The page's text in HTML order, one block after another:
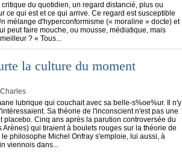
du quotidien, un regard distancié, plus ou
ce qui est et ce qui arrive. Ce regard est susceptible
mélange d'hyperconformisme (« moraline » docte) et
peut faire mouche, ou mousse, médiatique, mais
? « Tous...
la culture du moment
lubrique qui couchait avec sa belle-s%oe%ur. Il n'y
Sa théorie de l'inconscient n'est pas une
placebo. Cinq ans après la parution controversée du
qui tiraient à boulets rouges sur la théorie de
philosophe Michel Onfray s'emploie, lui aussi, à
viennois dans...